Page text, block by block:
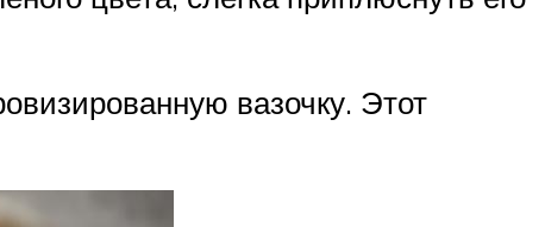
вазочку. Этот